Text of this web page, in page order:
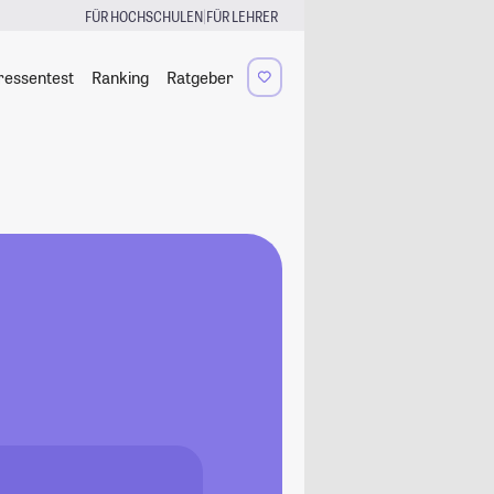
FÜR HOCHSCHULEN|FÜR LEHRER
Ranking Ratgeber